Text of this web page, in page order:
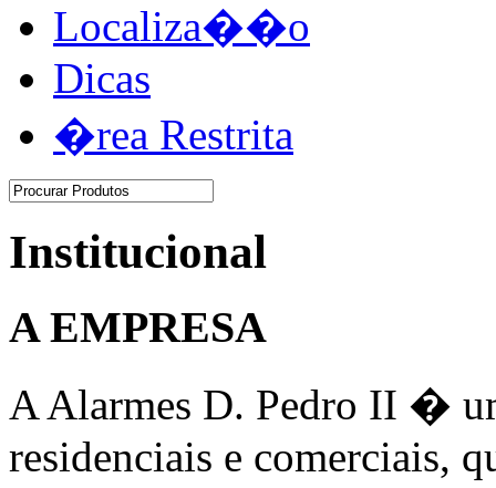
Localiza��o
Dicas
�rea Restrita
Institucional
A EMPRESA
A Alarmes D. Pedro II �
residenciais e comerciais,